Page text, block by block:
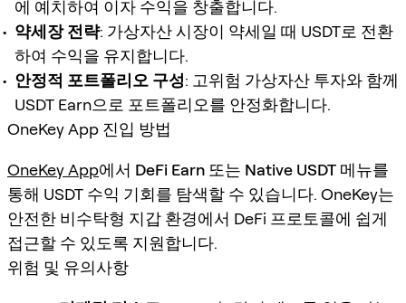
에 예치하여 이자 수익을 창출합니다.
약세장 전략: 가상자산 시장이 약세일 때 USDT로 전환
하여 수익을 유지합니다.
안정적 포트폴리오 구성: 고위험 가상자산 투자와 함께
USDT Earn으로 포트폴리오를 안정화합니다.
OneKey App 진입 방법
OneKey App에서 DeFi Earn 또는 Native USDT 메뉴를
통해 USDT 수익 기회를 탐색할 수 있습니다. OneKey는
안전한 비수탁형 지갑 환경에서 DeFi 프로토콜에 쉽게
접근할 수 있도록 지원합니다.
위험 및 유의사항